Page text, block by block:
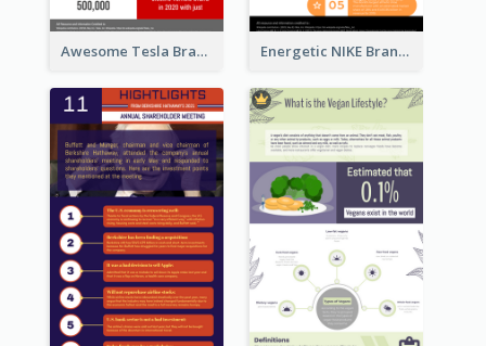
Awesome Tesla Branding Infographic Design Ideas Energetic NIKE Branding Stories Design Idea